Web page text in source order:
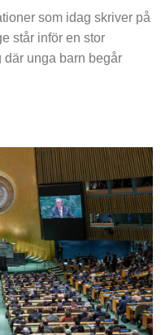
som idag skriver på
står inför en stor
där unga barn begår